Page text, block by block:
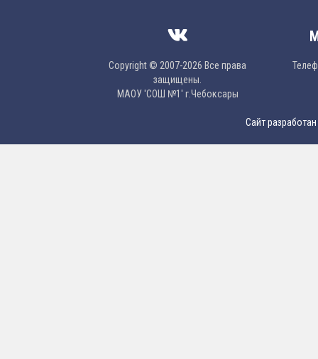
Copyright © 2007-2026 Все права
защищены.
МAОУ 'CОШ №1' г.Чебоксары
Сайт